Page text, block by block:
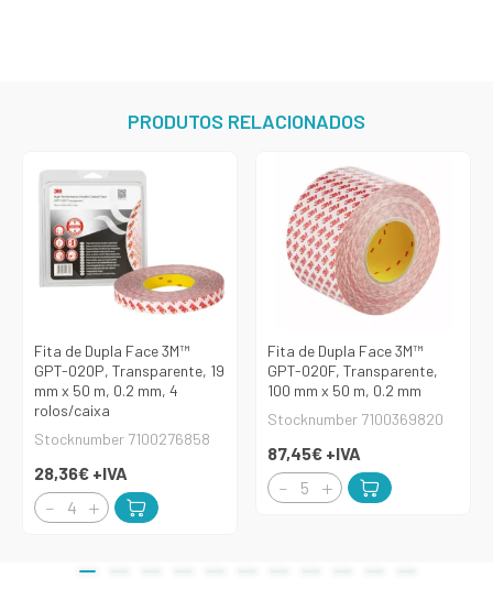
PRODUTOS RELACIONADOS
Fita de Dupla Face 3M™
GPT-020P, Transparente, 19
mm x 50 m, 0.2 mm, 4
rolos/caixa
Stocknumber 7100276858
28,36€ +IVA
Fita de Dupla Face 3M™
GPT-020F, Transparente,
100 mm x 50 m, 0.2 mm
Stocknumber 7100369820
87,45€ +IVA